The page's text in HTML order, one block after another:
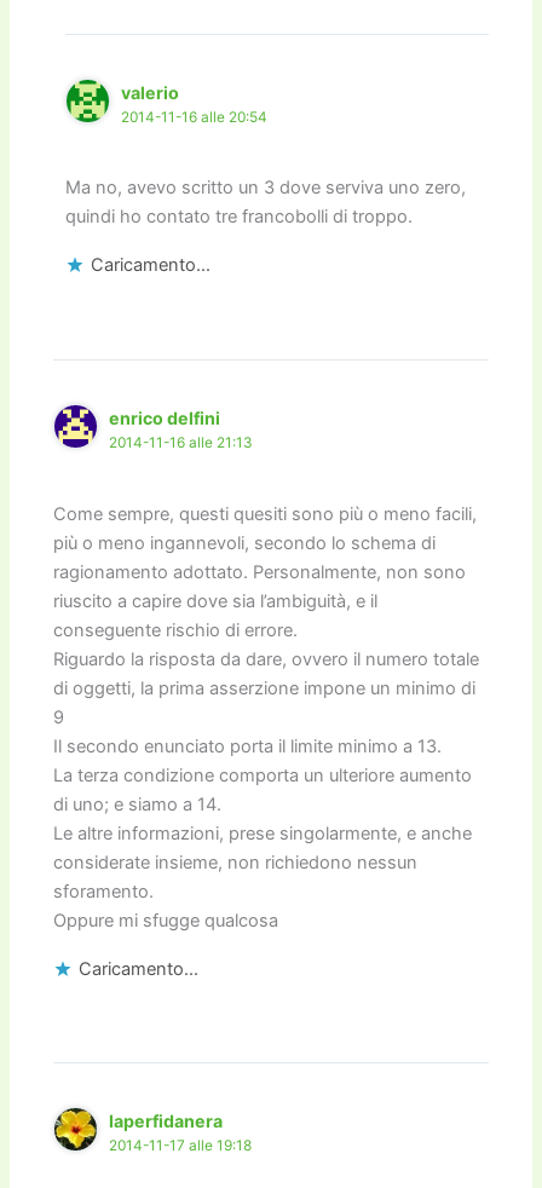
valerio
2014-11-16 alle 20:54
Ma no, avevo scritto un 3 dove serviva uno zero,
quindi ho contato tre francobolli di troppo.
Caricamento...
enrico delfini
2014-11-16 alle 21:13
Come sempre, questi quesiti sono più o meno facili,
più o meno ingannevoli, secondo lo schema di
ragionamento adottato. Personalmente, non sono
riuscito a capire dove sia l’ambiguità, e il
conseguente rischio di errore.
Riguardo la risposta da dare, ovvero il numero totale
di oggetti, la prima asserzione impone un minimo di
9
Il secondo enunciato porta il limite minimo a 13.
La terza condizione comporta un ulteriore aumento
di uno; e siamo a 14.
Le altre informazioni, prese singolarmente, e anche
considerate insieme, non richiedono nessun
sforamento.
Oppure mi sfugge qualcosa
Caricamento...
laperfidanera
2014-11-17 alle 19:18